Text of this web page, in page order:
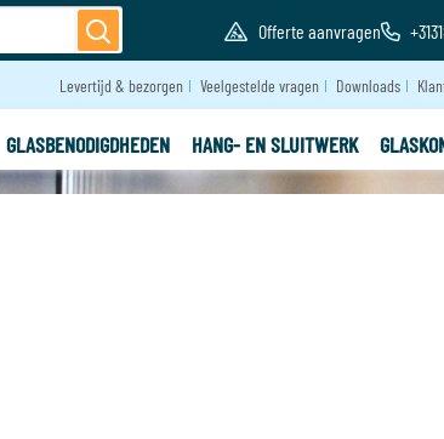
Offerte aanvragen
Levertijd & bezorgen Veelgestelde vragen Downloads
GLASBENODIGDHEDEN HANG- EN SLUITWERK